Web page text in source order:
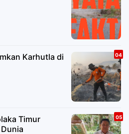
Karhutla di
Timur